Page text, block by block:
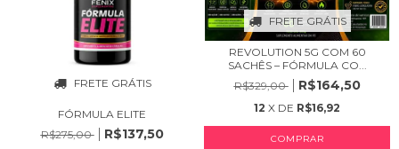
FRETE GRÁTIS
FÓRMULA ELITE
R$275,00
R$137,50
FRETE GRÁTIS
REVOLUTION 5G COM 60
SACHÊS – FÓRMULA CO...
R$329,00
R$164,50
12 X DE R$16,92
COMPRAR